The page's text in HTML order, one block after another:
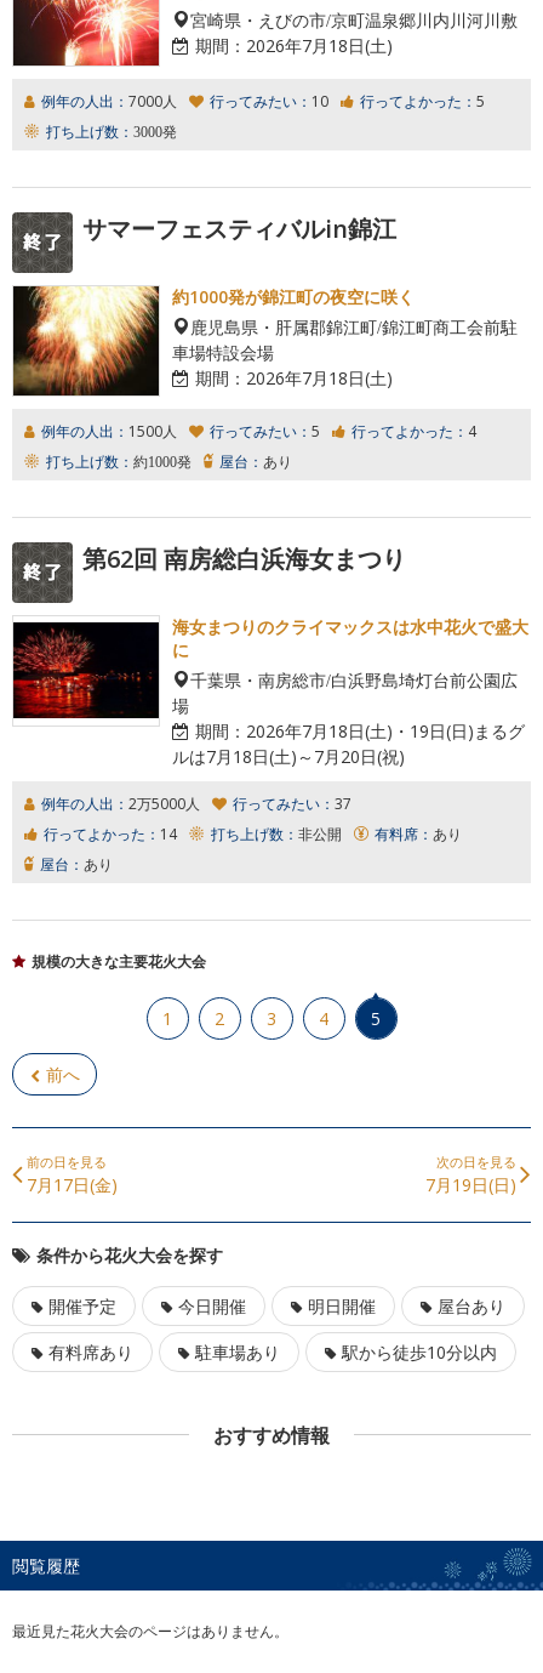
宮崎県・えびの市/京町温泉郷川内川河川敷
期間： 2026年7月18日(土)
例年の人出： 7000人 行ってみたい： 10 行ってよかった： 5
打ち上げ数： 3000発
サマーフェスティバルin錦江
約1000発が錦江町の夜空に咲く
鹿児島県・肝属郡錦江町/錦江町商工会前駐
車場特設会場
期間： 2026年7月18日(土)
例年の人出： 1500人 行ってみたい： 5 行ってよかった： 4
打ち上げ数： 約1000発 屋台： あり
第62回 南房総白浜海女まつり
海女まつりのクライマックスは水中花火で盛大
に
千葉県・南房総市/白浜野島埼灯台前公園広
場
期間： 2026年7月18日(土)・19日(日)まるグ
ルは7月18日(土)～7月20日(祝)
例年の人出： 2万5000人 行ってみたい： 37
行ってよかった： 14 打ち上げ数： 非公開 有料席： あり
屋台： あり
規模の大きな主要花火大会
前へ
1 2 3 4 5
前の日を見る
7月17日(金)
次の日を見る
7月19日(日)
条件から花火大会を探す
開催予定 今日開催 明日開催
屋台あり
有料席あり
駐車場あり 駅から徒歩10分以内
おすすめ情報
閲覧履歴
最近見た花火大会のページはありません。